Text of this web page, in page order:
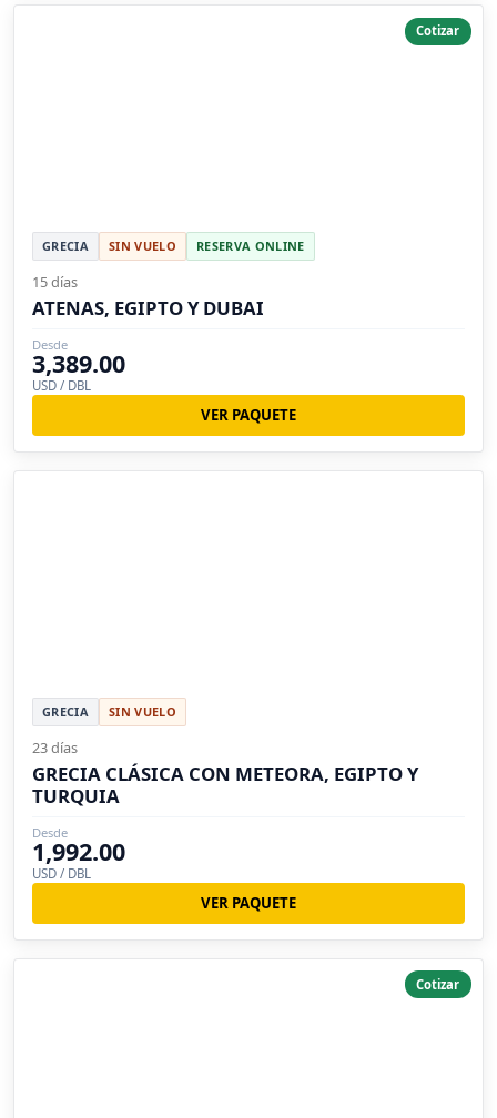
Cotizar
GRECIA SIN VUELO RESERVA ONLINE
15 días
ATENAS, EGIPTO Y DUBAI
Desde
3,389.00
USD / DBL
VER PAQUETE
GRECIA SIN VUELO
23 días
GRECIA CLÁSICA CON METEORA, EGIPTO Y
TURQUIA
Desde
1,992.00
USD / DBL
VER PAQUETE
Cotizar